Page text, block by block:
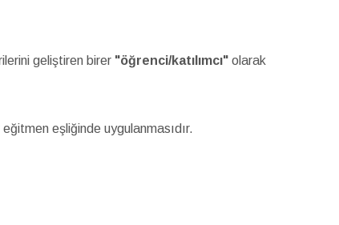
geliştiren birer "öğrenci/katılımcı" olarak
eşliğinde uygulanmasıdır.